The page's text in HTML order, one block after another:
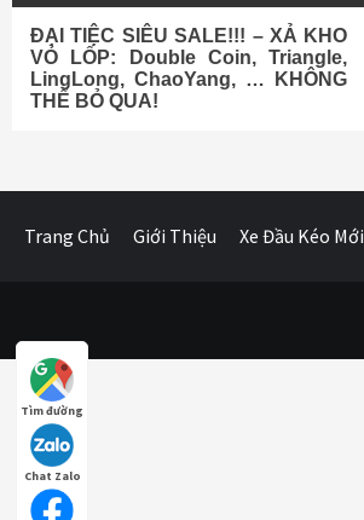
ĐẠI TIỆC SIÊU SALE!!! – XẢ KHO
VỎ LỐP: Double Coin, Triangle,
LingLong, ChaoYang, … KHÔNG
THỂ BỎ QUA!
Tìm đường
Chat Zalo
Trang Chủ Giới Thiệu Xe Đầu Kéo Mới